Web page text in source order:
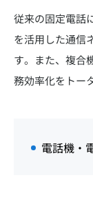
従来の固定電話
を活用した通信
す。また、複合
務効率化をトー
電話機・